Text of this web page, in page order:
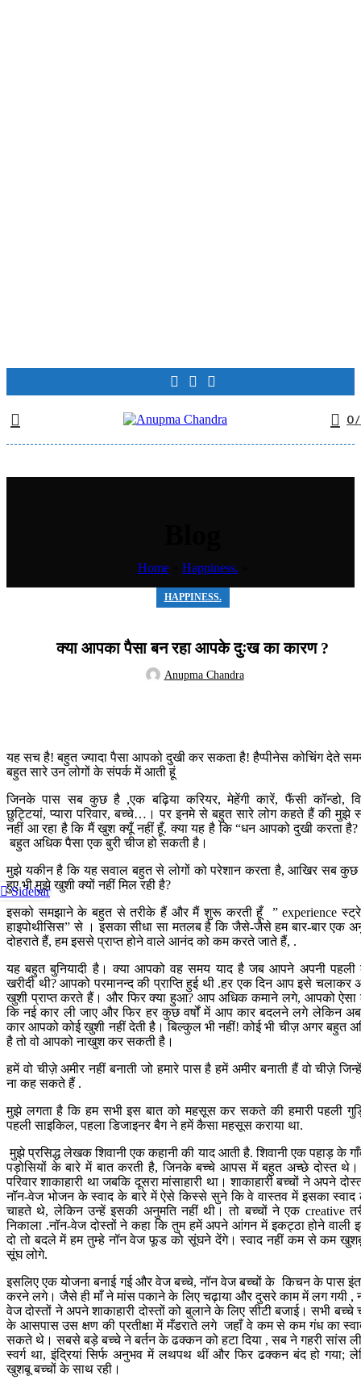
0/
Home» Happiness.
HAPPINESS.
क्या आपका पैसा बन रहा आपके दुःख का कारण ?
Anupma Chandra
यह सच है! बहुत ज्यादा पैसा आपको दुखी कर सकता है! हैप्पीनेस कोचिंग देते
बहुत सारे उन लोगों के संपर्क में आती हूं
जिनके पास सब कुछ है ,एक बढ़िया करियर, मेहेंगी कारें, फैंसी कॉन्डो,
छुट्टियां, प्यारा परिवार, बच्चे…। पर इनमे से बहुत सारे लोग कहते हैं की मुझे
नहीं आ रहा है कि मैं खुश क्यूँ नहीं हूँ. क्या यह है कि “धन आपको दुखी करता है?
बहुत अधिक पैसा एक बुरी चीज हो सकती है।
मुझे यकीन है कि यह सवाल बहुत से लोगों को परेशान करता है, आखिर सब कुछ
हुए भी मुझे खुशी क्यों नहीं मिल रही है?
इसको समझाने के बहुत से तरीके हैं और मैं शुरू करती हूँ ” experience
हाइपोथीसिस” से । इसका सीधा सा मतलब है कि जैसे-जैसे हम बार-बार एक
दोहराते हैं, हम इससे प्राप्त होने वाले आनंद को कम करते जाते हैं, .
यह बहुत बुनियादी है। क्या आपको वह समय याद है जब आपने अपनी पहली
खरीदी थी? आपको परमानन्द की प्राप्ति हुई थी .हर एक दिन आप इसे चलाकर
खुशी प्राप्त करते हैं। और फिर क्या हुआ? आप अधिक कमाने लगे, आपको ऐसा
कि नई कार ली जाए और फिर हर कुछ वर्षों में आप कार बदलने लगे लेकिन
कार आपको कोई खुशी नहीं देती है। बिल्कुल भी नहीं! कोई भी चीज़ अगर बहुत
है तो वो आपको नाखुश कर सकती है।
हमें वो चीज़े अमीर नहीं बनाती जो हमारे पास है हमें अमीर बनाती हैं वो चीज़े
ना कह सकते हैं .
मुझे लगता है कि हम सभी इस बात को महसूस कर सकते की हमारी पहली
पहली साइकिल, पहला डिजाइनर बैग ने हमें कैसा महसूस कराया था.
मुझे प्रसिद्ध लेखक शिवानी एक कहानी की याद आती है. शिवानी एक पहाड़ के
पड़ोसियों के बारे में बात करती है, जिनके बच्चे आपस में बहुत अच्छे दोस्त
परिवार शाकाहारी था जबकि दूसरा मांसाहारी था। शाकाहारी बच्चों ने अपने
नॉन-वेज भोजन के स्वाद के बारे में ऐसे किस्से सुने कि वे वास्तव में इसका स्वाद
चाहते थे, लेकिन उन्हें इसकी अनुमति नहीं थी। तो बच्चों ने एक creative
निकाला .नॉन-वेज दोस्तों ने कहा कि तुम हमें अपने आंगन में इकट्ठा होने वाली
दो तो बदले में हम तुम्हे नॉन वेज फूड को सूंघने देंगे। स्वाद नहीं कम से कम
सूंघ लोगे.
इसलिए एक योजना बनाई गई और वेज बच्चे, नॉन वेज बच्चों के किचन के पास
करने लगे। जैसे ही माँ ने मांस पकाने के लिए चढ़ाया और दुसरे काम में लग गयी ,
वेज दोस्तों ने अपने शाकाहारी दोस्तों को बुलाने के लिए सीटी बजाई। सभी बच्चे
के आसपास उस क्षण की प्रतीक्षा में मँडराते लगे जहाँ वे कम से कम गंध का
सकते थे। सबसे बड़े बच्चे ने बर्तन के ढक्कन को हटा दिया , सब ने गहरी सांस
स्वर्ग था, इंद्रियां सिर्फ अनुभव में लथपथ थीं और फिर ढक्कन बंद हो गया;
खुशबू बच्चों के साथ रही।
Sidebar